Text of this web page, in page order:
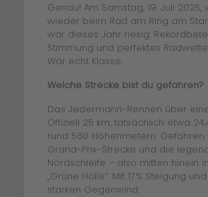
Genau! Am Samstag, 19. Juli 2025,
wieder beim Rad am Ring am
war dieses Jahr riesig:
Stimmung und perfektes
War echt Klasse.
Welche Strecke bist du gefahren?
Das Jedermann-Rennen über
Offiziell 25 km, tatsächlich etwa
rund 560 Höhenmetern.
Grand-Prix-Strecke und die
Nordschleife – also mitten hinein
„Grüne Hölle“. Mit 17% Steigung
starken Gegenwind.